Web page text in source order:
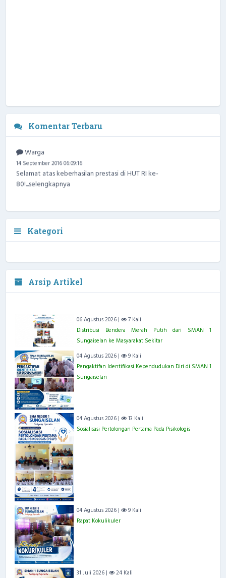
Komentar Terbaru
Warga
14 September 2016 06:09:16
Selamat atas keberhasilan prestasi di HUT RI ke-
80!...selengkapnya
Kategori
Arsip Artikel
06 Agustus 2026 |
7 Kali
Distribusi Bendera Merah Putih dari SMAN 1
Sungaiselan ke Masyarakat Sekitar
04 Agustus 2026 |
9 Kali
Pengaktifan Identifikasi Kependudukan Diri di SMAN 1
Sungaiselan
04 Agustus 2026 |
13 Kali
Sosialisasi Pertolongan Pertama Pada Pisikologis
04 Agustus 2026 |
9 Kali
Rapat Kokulikuler
31 Juli 2026 |
24 Kali